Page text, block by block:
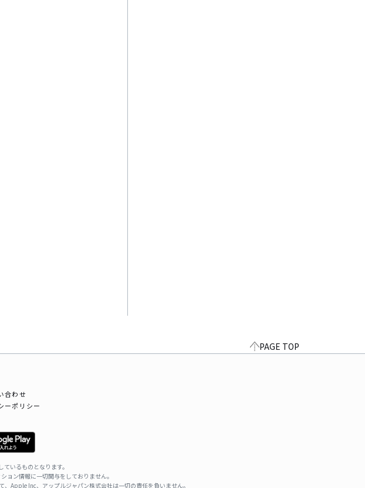
PAGE TOP
合わせ
ーポリシー
いるものとなります。
ョン情報に一切関与をしておりません。
Apple Inc、アップルジャパン株式会社は一切の責任を負いません。